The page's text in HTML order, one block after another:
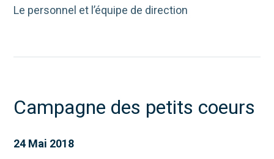
Le personnel et l’équipe de direction
Campagne des petits coeurs
24 Mai 2018